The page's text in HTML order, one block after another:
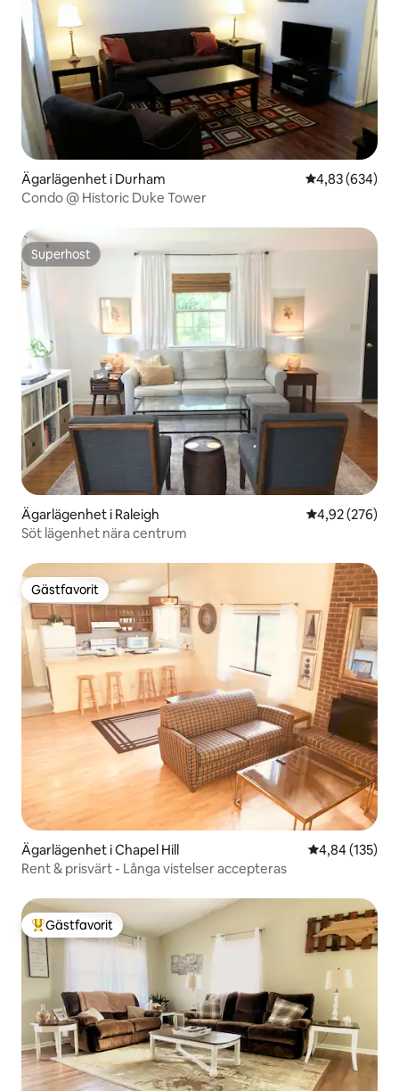
Ägarlägenhet i Durham 4,83 av 5 i
4,83 (634)
Condo @ Historic Duke Tower
Superhost
Superhost
Ägarlägenhet i Raleigh 4,92 av 5 i
4,92 (276)
Söt lägenhet nära centrum
Gästfavorit
Gästfavorit
Ägarlägenhet i Chapel Hill 4,84 av 5 i
4,84 (135)
Rent & prisvärt - Långa vistelser accepteras
Populär gästfavorit
Gästfavorit